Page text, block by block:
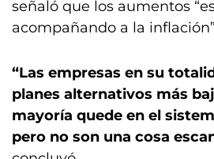
señaló que los aumentos
acompañando a la
“Las empresas en su
planes alternativos más
mayoría quede en el
pero no son una cosa